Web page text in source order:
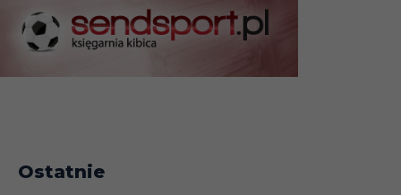
Ostatnie